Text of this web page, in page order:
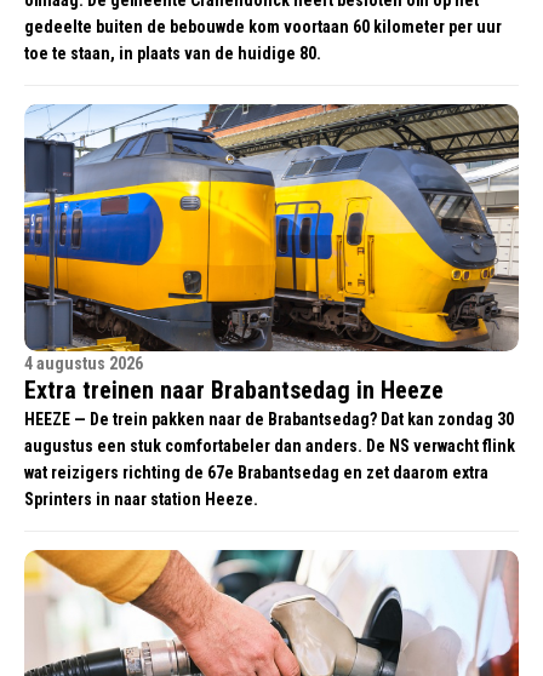
gedeelte buiten de bebouwde kom voortaan 60 kilometer per uur
toe te staan, in plaats van de huidige 80.
4 augustus 2026
Extra treinen naar Brabantsedag in Heeze
HEEZE — De trein pakken naar de Brabantsedag? Dat kan zondag 30
augustus een stuk comfortabeler dan anders. De NS verwacht flink
wat reizigers richting de 67e Brabantsedag en zet daarom extra
Sprinters in naar station Heeze.